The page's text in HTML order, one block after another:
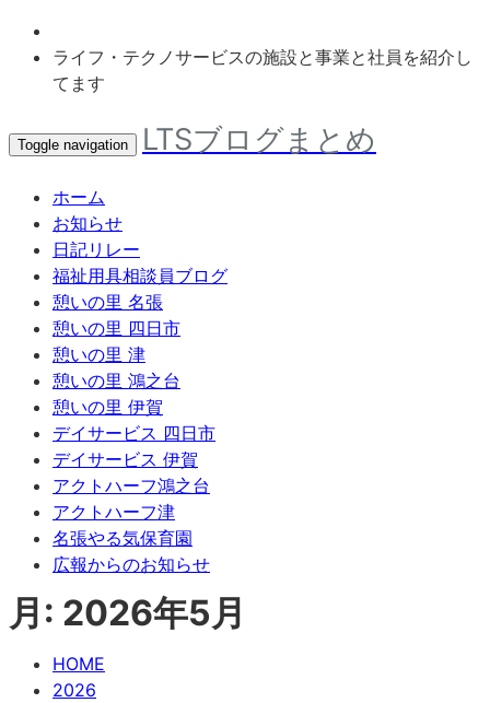
ライフ・テクノサービスの施設と事業と社員を紹介し
てます
Toggle navigation LTSブログまとめ
ホーム
お知らせ
日記リレー
福祉用具相談員ブログ
憩いの里 名張
憩いの里 四日市
憩いの里 津
憩いの里 鴻之台
憩いの里 伊賀
デイサービス 四日市
デイサービス 伊賀
アクトハーフ鴻之台
アクトハーフ津
名張やる気保育園
広報からのお知らせ
月: 2026年5月
HOME
2026